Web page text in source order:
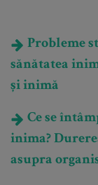
Probleme
sănătatea
și inimă
Ce se
inima?
asupra